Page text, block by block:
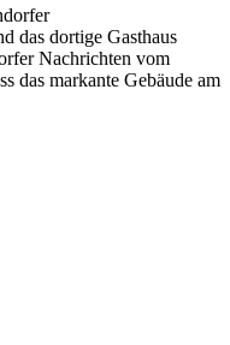
das dortige Gasthaus
Nachrichten vom
das markante Gebäude am